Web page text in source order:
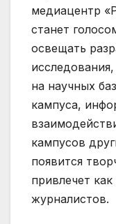
медиацентр
станет
освещать
на научных
кампуса,
кампусов
появится
привлечет
журналистов.